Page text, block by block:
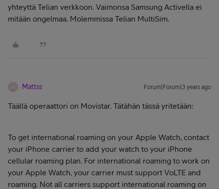
yhteyttä Telian verkkoon. Vaimonsa Samsung Activella ei
mitään ongelmaa. Molemmissa Telian MultiSim.
Mattss Forum|Forum|3 years ago
Täällä operaattori on Movistar. Tätähän tässä yritetään:
To get international roaming on your Apple Watch, contact
your iPhone carrier to add your watch to your iPhone
cellular roaming plan. For international roaming to work on
your Apple Watch, your carrier must support VoLTE and
roaming. Not all carriers support international roaming on